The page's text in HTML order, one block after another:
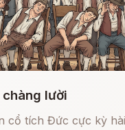
lười
cổ tích Đức cực kỳ